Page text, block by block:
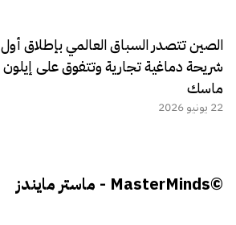
الصين تتصدر السباق العالمي بإطلاق أول
شريحة دماغية تجارية وتتفوق على إيلون
ماسك
22 يونيو 2026
©MasterMinds - ماستر مايندز